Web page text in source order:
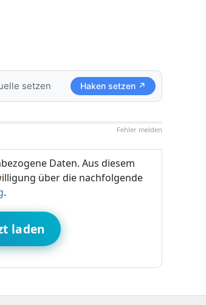
setzen Haken setzen ↗
Fehler melden
Daten. Aus diesem
über die nachfolgende
.
laden